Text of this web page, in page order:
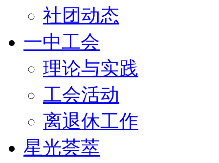
社团动态
一中工会
理论与实践
工会活动
离退休工作
星光荟萃